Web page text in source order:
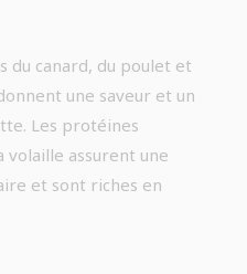
du canard, du poulet et
une saveur et un
Les protéines
assurent une
et sont riches en